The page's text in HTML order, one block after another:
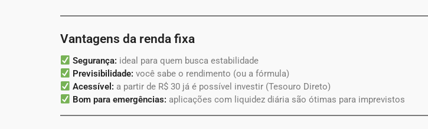
Vantagens da renda fixa
Segurança: ideal para quem busca estabilidade
Previsibilidade: você sabe o rendimento (ou a fórmula)
Acessível: a partir de R$ 30 já é possível investir (Tesouro Direto)
Bom para emergências: aplicações com liquidez diária são ótimas para imprevistos